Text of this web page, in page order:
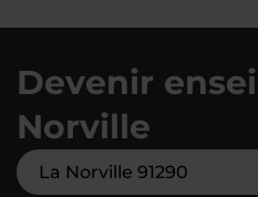
Devenir
Norville